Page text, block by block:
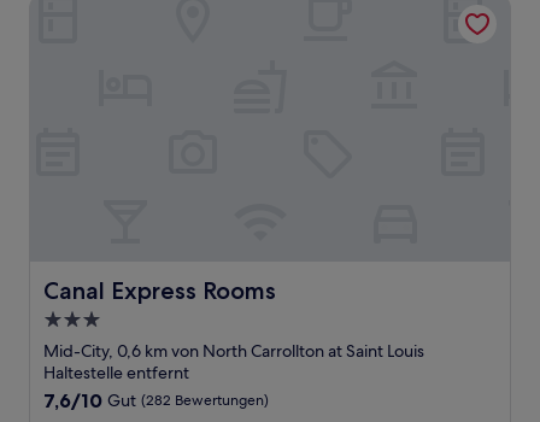
Canal Express Rooms
Canal Express Rooms
3.0-
Sterne-
Unterkunft
Mid-City, 0,6 km von North Carrollton at Saint Louis
Haltestelle entfernt
7.6
7,6/10 Gut (282 Bewertungen)